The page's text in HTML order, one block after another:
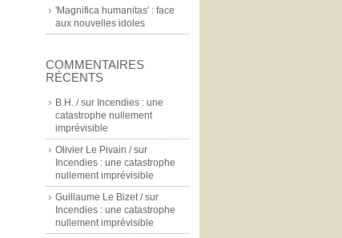
'Magnifica humanitas' : face
aux nouvelles idoles
COMMENTAIRES
RÉCENTS
B.H. /sur Incendies : une
catastrophe nullement
imprévisible
Olivier Le Pivain /sur
Incendies : une catastrophe
nullement imprévisible
Guillaume Le Bizet /sur
Incendies : une catastrophe
nullement imprévisible